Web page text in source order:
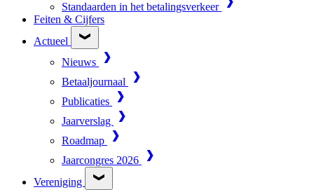
Standaarden in het betalingsverkeer
Feiten & Cijfers
Actueel
Nieuws
Betaaljournaal
Publicaties
Jaarverslag
Roadmap
Jaarcongres 2026
Vereniging